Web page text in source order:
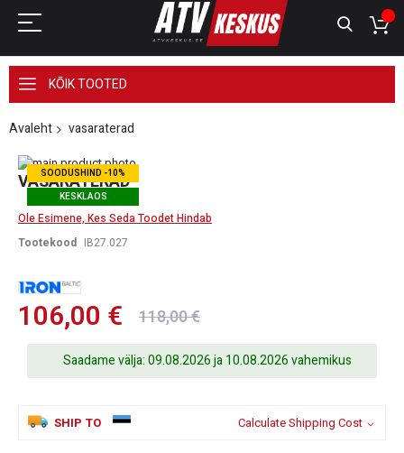
KÕIK TOOTED
Avaleht vasaraterad
Skip
to
the
end
of
the
SOODUSHIND -10%
KESKLAOS
Skip
to
the
beginning
of
gallery
VASARATERAD
Ole Esimene, Kes Seda Toodet Hindab
Tootekood IB27.027
106,00 € 118,00 €
Saadame välja: 09.08.2026 ja 10.08.2026 vahemikus
SHIP TO Calculate Shipping Cost